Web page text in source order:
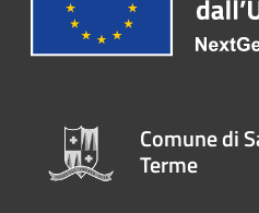
Comune di
Terme